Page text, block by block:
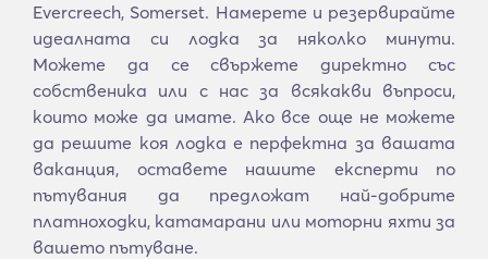
Evercreech, Somerset. Намерете и резервирайте
идеалната си лодка за няколко минути.
Можете да се свържете директно със
собственика или с нас за всякакви въпроси,
които може да имате. Ако все още не можете
да решите коя лодка е перфектна за вашата
ваканция, оставете нашите експерти по
пътувания да предложат най-добрите
платноходки, катамарани или моторни яхти за
вашето пътуване.